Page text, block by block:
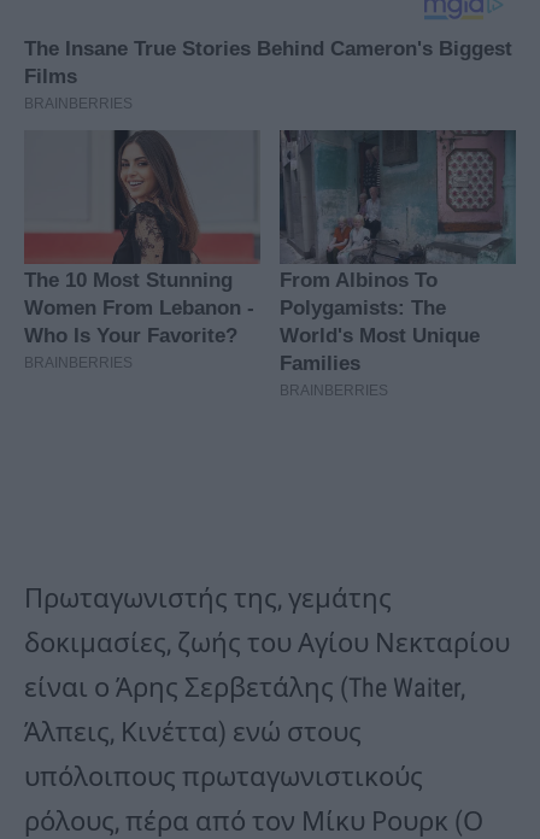
Πρωταγωνιστής της, γεμάτης
δοκιμασίες, ζωής του Αγίου Νεκταρίου
είναι ο Άρης Σερβετάλης (The Waiter,
Άλπεις, Κινέττα) ενώ στους
υπόλοιπους πρωταγωνιστικούς
ρόλους, πέρα από τον Μίκυ Ρουρκ (Ο